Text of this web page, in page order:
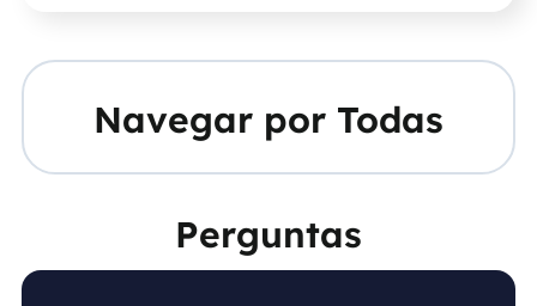
Navegar por Todas
Perguntas